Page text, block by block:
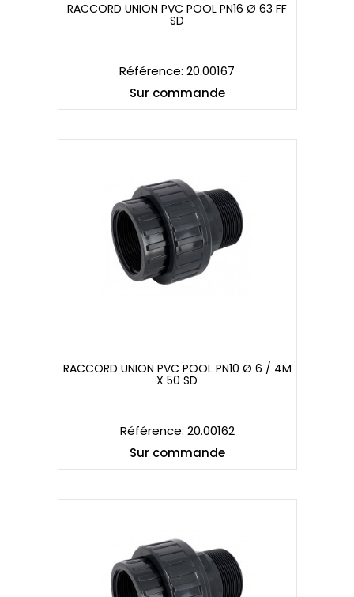
RACCORD UNION PVC POOL PN16 Ø 63 FF
SD
Référence: 20.00167
Sur commande
RACCORD UNION PVC POOL PN10 Ø 6 / 4M
X 50 SD
Référence: 20.00162
Sur commande